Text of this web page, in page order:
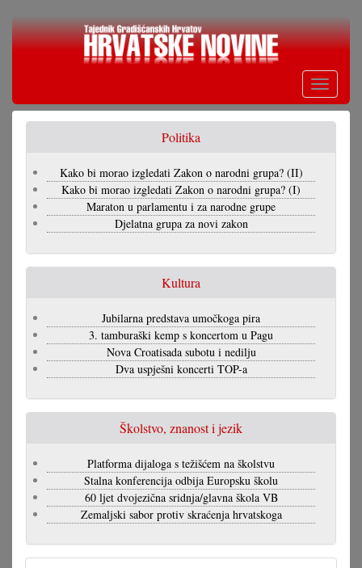
Skoči
Toggle
Politika
Kako bi morao izgledati Zakon o narodni grupa? (II)
Kako bi morao izgledati Zakon o narodni grupa? (I)
Maraton u parlamentu i za narodne grupe
Djelatna grupa za novi zakon
Kultura
Jubilarna predstava umočkoga pira
3. tamburaški kemp s koncertom u Pagu
Nova Croatisada subotu i nedilju
Dva uspješni koncerti TOP-a
Školstvo, znanost i jezik
Platforma dijaloga s težišćem na školstvu
Stalna konferencija odbija Europsku školu
60 ljet dvojezična sridnja/glavna škola VB
Zemaljski sabor protiv skraćenja hrvatskoga